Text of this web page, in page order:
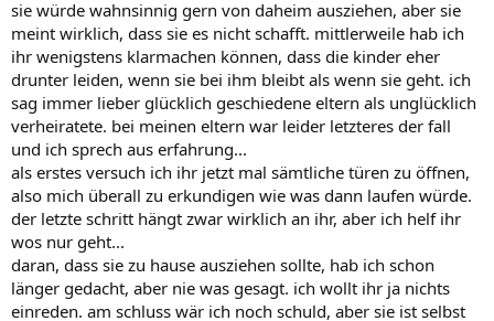
sie würde wahnsinnig gern von daheim ausziehen, aber sie
meint wirklich, dass sie es nicht schafft. mittlerweile hab ich
ihr wenigstens klarmachen können, dass die kinder eher
drunter leiden, wenn sie bei ihm bleibt als wenn sie geht. ich
sag immer lieber glücklich geschiedene eltern als unglücklich
verheiratete. bei meinen eltern war leider letzteres der fall
und ich sprech aus erfahrung...
als erstes versuch ich ihr jetzt mal sämtliche türen zu öffnen,
also mich überall zu erkundigen wie was dann laufen würde.
der letzte schritt hängt zwar wirklich an ihr, aber ich helf ihr
wos nur geht...
daran, dass sie zu hause ausziehen sollte, hab ich schon
länger gedacht, aber nie was gesagt. ich wollt ihr ja nichts
einreden. am schluss wär ich noch schuld, aber sie ist selbst